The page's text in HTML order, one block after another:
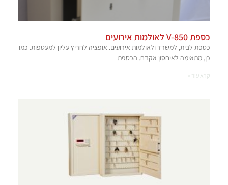
כספת V-850 לאולמות אירועים
כספת לבית, למשרד ולאולמות אירועים. אופציה לחריץ עליון למעטפות. כמו
כן, מתאימה לאיחסון אקדח. הכספת
קרא עוד »